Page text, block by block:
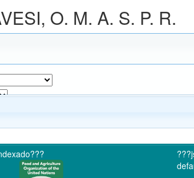
O. M. A. S. P. R.